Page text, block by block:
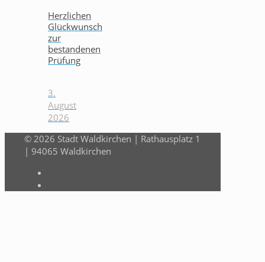
Herzlichen
Glückwunsch
zur
bestandenen
Prüfung
3.
August
2026
© 2026 Stadt Waldkirchen | Rathausplatz 1
| 94065 Waldkirchen